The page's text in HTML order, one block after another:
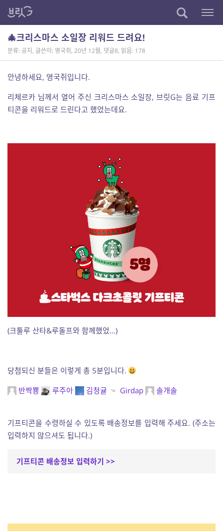
🎄크리스마스 소일장 리워드 드려요!
분류: 공지 , 글쓴이: 영국쥐 , 20년 12월, 댓글8, 읽음: 178
안녕하세요, 영국쥐입니다.
리체르카 님께서 열어 주신 크리스마스 소일장, 브릿G는 음료 기프
티콘을 리워드로 드린다고 했었는데요.
(크툴루 산타&루돌프와 함께했었…)
당첨되신 분들은 이렇게 총 5분입니다.
반짝뿅
루주아 김청귤 Girdap 솔개솔
기프티콘을 수령하실 수 있도록 배송정보를 입력해 주세요. (주소는
입력하지 않으셔도 됩니다.)
기프티콘 배송정보 입력하기 >>